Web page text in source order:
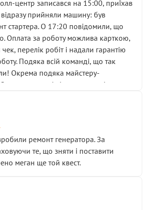
знайшов декілька гайок під
пояснили, що це “старі гайки, які
і попросили не хвилюватися. ( надіюсь
застяг в полі))
візиту такі дрібниці вже не
працює на довірі, і саме її цей сервіс
до авто
і рахунках
а не формального
враження, що сервіс працює не
- все добре
центр записався на 15:00, приїхав
прийняли машину: був
стартера. О 17:20 повідомили, що
Оплата за роботу можлива карткою,
перелік робіт і надали гарантію
Подяка всій команді, що так
Окрема подяка майстеру-
всі чітко та по суті.
автосервісу.
ремонт генератора. За
те, що зняти і поставити
меган ще той квест.